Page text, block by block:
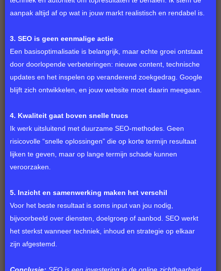
aanpak altijd af op wat in jouw markt realistisch en rendabel is.
3. SEO is geen eenmalige actie
Een basisoptimalisatie is belangrijk, maar echte groei ontstaat
door doorlopende verbeteringen: nieuwe content, technische
updates en het inspelen op veranderend zoekgedrag. Google
blijft zich ontwikkelen, en jouw website moet daarin meegaan.
4. Kwaliteit gaat boven snelle trucs
Ik werk uitsluitend met duurzame SEO-methodes. Geen
risicovolle “snelle oplossingen” die op korte termijn resultaat
lijken te geven, maar op lange termijn schade kunnen
veroorzaken.
5. Inzicht en samenwerking maken het verschil
Voor het beste resultaat is soms input van jou nodig,
bijvoorbeeld over diensten, doelgroep of aanbod. SEO werkt
het sterkst wanneer techniek, inhoud en strategie op elkaar
zijn afgestemd.